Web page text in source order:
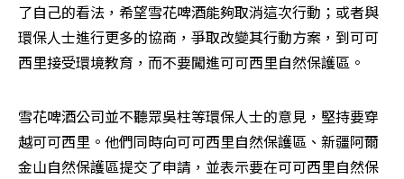
了自己的看法，希望雪花啤酒能夠取消這次行動；或者與
環保人士進行更多的協商，爭取改變其行動方案，到可可
西里接受環境教育，而不要闖進可可西里自然保護區。
雪花啤酒公司並不聽眾吳柱等環保人士的意見，堅持要穿
越可可西里。他們同時向可可西里自然保護區、新疆阿爾
金山自然保護區提交了申請，並表示要在可可西里自然保